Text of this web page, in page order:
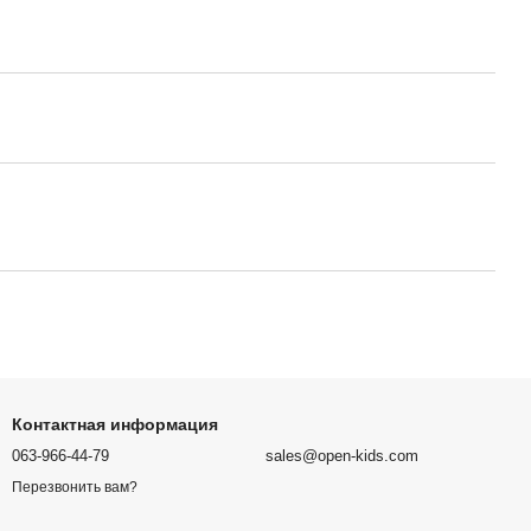
Контактная информация
063-966-44-79
Перезвонить вам?
sales@open-kids.com